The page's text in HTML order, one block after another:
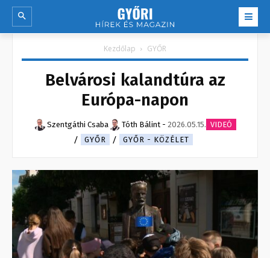
Kezdőlap GYŐR
Belvárosi kalandtúra az
Európa-napon
Szentgáthi Csaba Tóth Bálint - 2026.05.15. VIDEÓ
GYŐR
GYŐR - KÖZÉLET